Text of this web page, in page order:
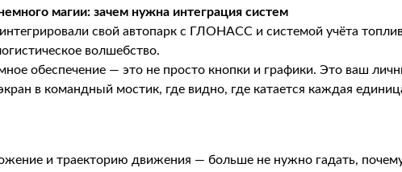
магии: зачем нужна интеграция систем
свой автопарк с ГЛОНАСС и системой учёта
волшебство.
обеспечение — это не просто кнопки и графики. Это ваш
в командный мостик, где видно, где катается каждая
и траекторию движения — больше не нужно гадать,